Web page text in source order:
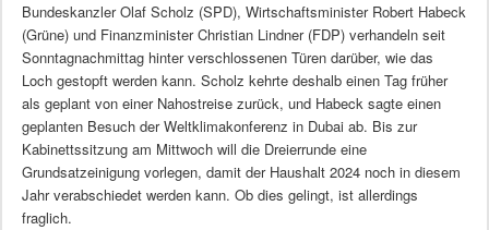
Bundeskanzler Olaf Scholz (SPD), Wirtschaftsminister Robert Habeck
(Grüne) und Finanzminister Christian Lindner (FDP) verhandeln seit
Sonntagnachmittag hinter verschlossenen Türen darüber, wie das
Loch gestopft werden kann. Scholz kehrte deshalb einen Tag früher
als geplant von einer Nahostreise zurück, und Habeck sagte einen
geplanten Besuch der Weltklimakonferenz in Dubai ab. Bis zur
Kabinettssitzung am Mittwoch will die Dreierrunde eine
Grundsatzeinigung vorlegen, damit der Haushalt 2024 noch in diesem
Jahr verabschiedet werden kann. Ob dies gelingt, ist allerdings
fraglich.